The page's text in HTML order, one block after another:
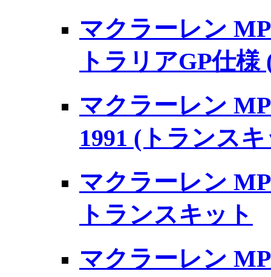
マクラーレン
トラリアGP仕
マクラーレン
1991 (トランス
マクラーレン
トランスキット
マクラーレン